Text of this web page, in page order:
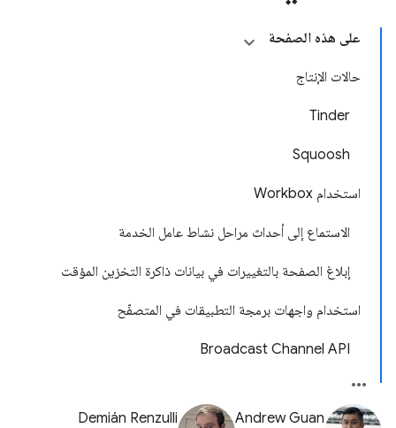
على هذه الصفحة
حالات الإنتاج
Tinder
Squoosh
استخدام Workbox
الاستماع إلى أحداث مراحل نشاط عامل الخدمة
إبلاغ الصفحة بالتغييرات في بيانات ذاكرة التخزين المؤقت
استخدام واجهات برمجة التطبيقات في المتصفّح
Broadcast Channel API
Andrew Guan
Demián Renzulli